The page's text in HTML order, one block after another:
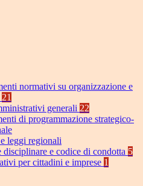
normativi su organizzazione e
21
generali 22
di programmazione strategico-
leggi regionali
disciplinare e codice di condotta 5
per cittadini e imprese 1